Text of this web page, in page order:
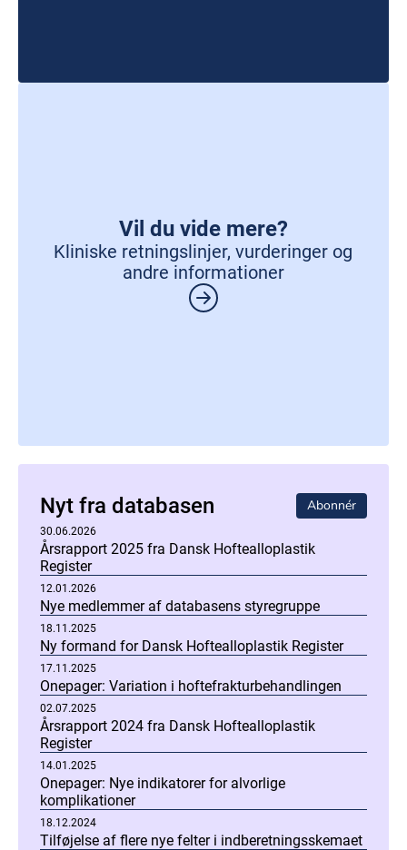
Vil du vide mere?
Kliniske retningslinjer, vurderinger og
andre informationer
Nyt fra databasen Abonnér
30.06.2026
Årsrapport 2025 fra Dansk Hoftealloplastik
Register
12.01.2026
Nye medlemmer af databasens styregruppe
18.11.2025
Ny formand for Dansk Hoftealloplastik Register
17.11.2025
Onepager: Variation i hoftefrakturbehandlingen
02.07.2025
Årsrapport 2024 fra Dansk Hoftealloplastik
Register
14.01.2025
Onepager: Nye indikatorer for alvorlige
komplikationer
18.12.2024
Tilføjelse af flere nye felter i indberetningsskemaet